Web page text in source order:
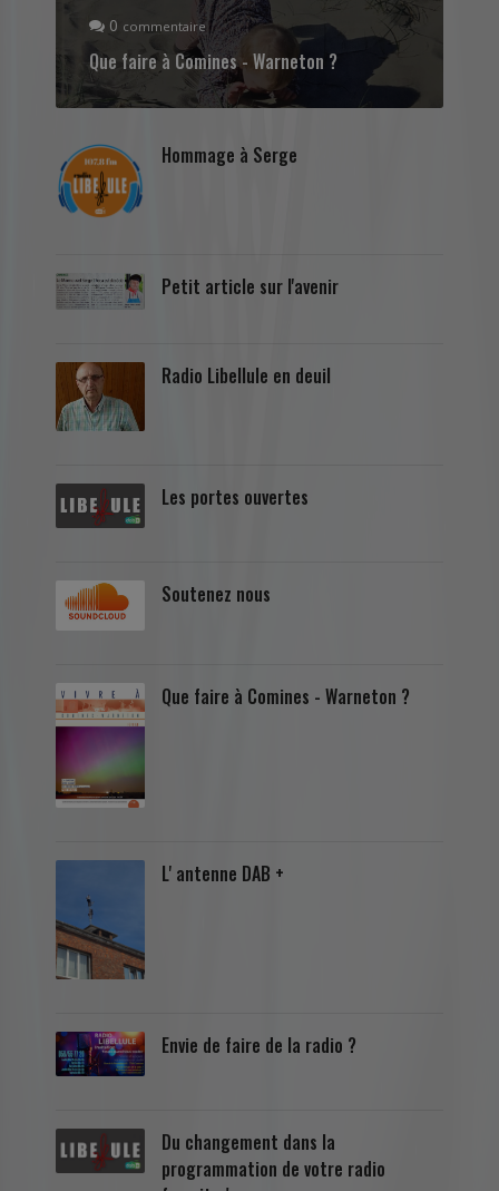
0 commentaire
Que faire à Comines - Warneton ?
Hommage à Serge
Petit article sur l'avenir
Radio Libellule en deuil
Les portes ouvertes
Soutenez nous
Que faire à Comines - Warneton ?
L' antenne DAB +
Envie de faire de la radio ?
Du changement dans la
programmation de votre radio